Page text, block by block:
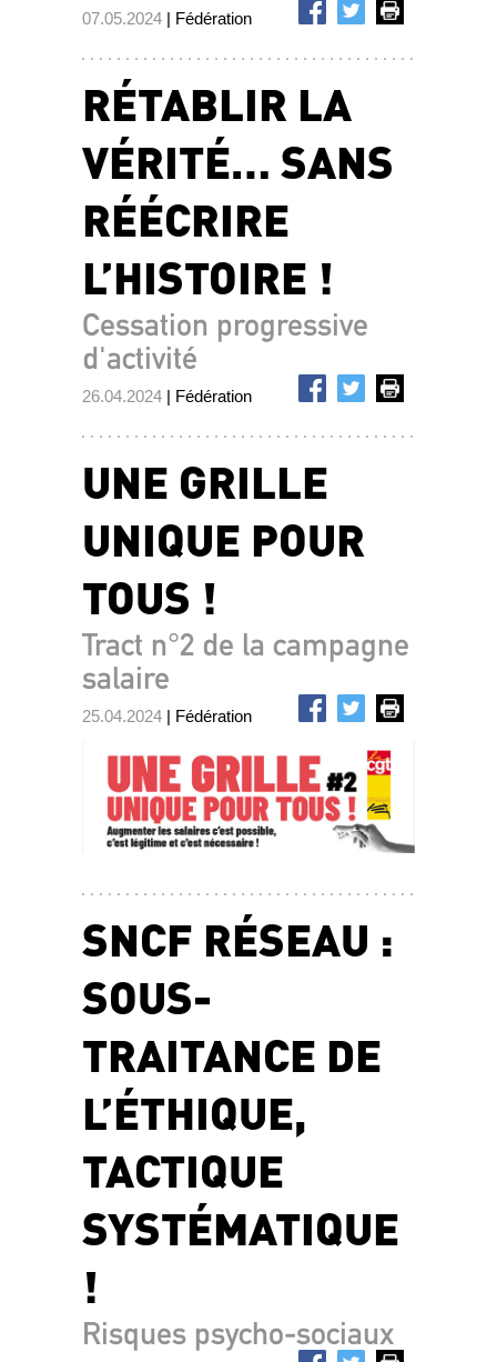
07.05.2024 | Fédération
RÉTABLIR LA
VÉRITÉ… SANS
RÉÉCRIRE
L’HISTOIRE !
Cessation progressive
d'activité
26.04.2024 | Fédération
UNE GRILLE
UNIQUE POUR
TOUS !
Tract n°2 de la campagne
salaire
25.04.2024 | Fédération
SNCF RÉSEAU :
SOUS-
TRAITANCE DE
L’ÉTHIQUE,
TACTIQUE
SYSTÉMATIQUE
!
Risques psycho-sociaux